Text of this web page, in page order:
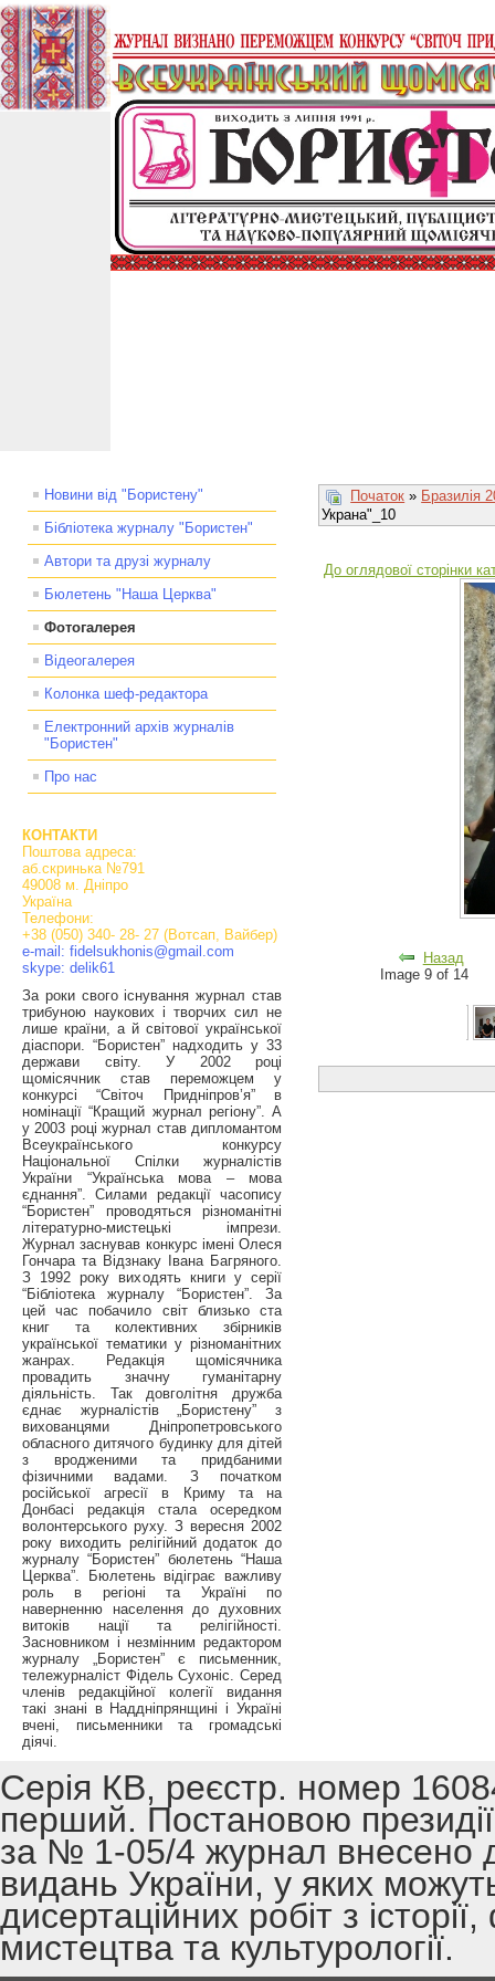
Новини від "Бористену"
Бібліотека журналу "Бористен"
Автори та друзі журналу
Бюлетень "Наша Церква"
Фотогалерея
Відеогалерея
Колонка шеф-редактора
Електронний архів журналів
"Бористен"
Про нас
КОНТАКТИ
Поштова адреса:
аб.скринька №791
49008 м. Дніпро
Україна
Телефони:
+38 (050) 340- 28- 27 (Вотсап, Вайбер)
e-mail: fidelsukhonis@gmail.com
skype: delik61
За роки свого існування журнал став
трибуною наукових і творчих сил не
лише країни, а й світової української
діаспори. “Бористен” надходить у 33
держави світу. У 2002 році
щомісячник став переможцем у
конкурсі “Світоч Придніпров’я” в
номінації “Кращий журнал регіону”. А
у 2003 році журнал став дипломантом
Всеукраїнського конкурсу
Національної Спілки журналістів
України “Українська мова – мова
єднання”. Силами редакції часопису
“Бористен” проводяться різноманітні
літературно-мистецькі імпрези.
Журнал заснував конкурс імені Олеся
Гончара та Відзнаку Івана Багряного.
З 1992 року виходять книги у серії
“Бібліотека журналу “Бористен”. За
цей час побачило світ близько ста
книг та колективних збірників
української тематики у різноманітних
жанрах. Редакція щомісячника
провадить значну гуманітарну
діяльність. Так довголітня дружба
єднає журналістів „Бористену” з
вихованцями Дніпропетровського
обласного дитячого будинку для дітей
з вродженими та придбаними
фізичними вадами. З початком
російської агресії в Криму та на
Донбасі редакція стала осередком
волонтерського руху. З вересня 2002
року виходить релігійний додаток до
журналу “Бористен” бюлетень “Наша
Церква”. Бюлетень відіграє важливу
роль в регіоні та Україні по
наверненню населення до духовних
витоків нації та релігійності.
Засновником і незмінним редактором
журналу „Бористен” є письменник,
тележурналіст Фідель Сухоніс. Серед
членів редакційної колегії видання
такі знані в Наддніпрянщині і Україні
вчені, письменники та громадські
діячі.
Початок » Бразилія
Украна"_10
До оглядової сторінки
Назад
Image 9 of 14
Серія КВ, реєстр. номер
перший. Постановою
за № 1-05/4 журнал внесено
видань України, у яких
дисертаційних робіт з
мистецтва та культурології.